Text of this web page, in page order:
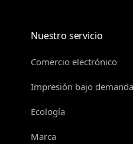
Nuestro servicio
Comercio electrónico
Impresión bajo demanda
Ecología
Marca